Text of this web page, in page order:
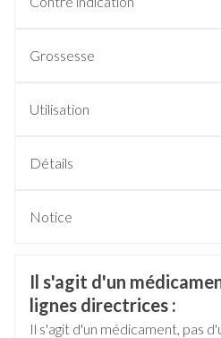
benzoyle ou à l'un des autres
Si vous êtes enceinte.
Grossesse
Utilisation
Détails
Marques Cophana
Notice
Informations sur la
Il s'agit d'un
lignes directrices :
Il s'agit d'un médicament, pas